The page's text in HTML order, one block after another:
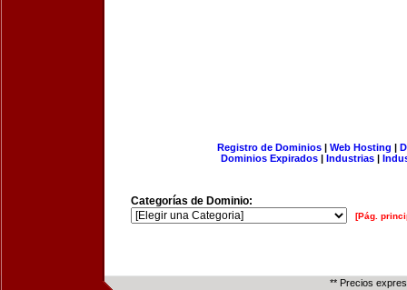
Registro de Dominios| Web Hosting |
Dominios Expirados | Industrias |
Categorías de Dominio:
[Pág.
** Precios